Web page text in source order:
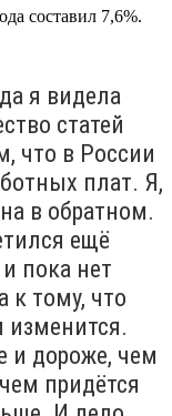
составил 7,6%.
я видела
статей
что в России
плат. Я,
в обратном.
ещё
пока нет
к тому, что
изменится.
и дороже, чем
придётся